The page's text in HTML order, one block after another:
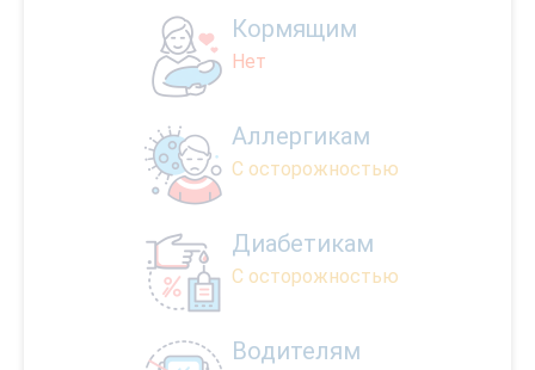
Кормящим
Нет
Аллергикам
С осторожностью
Диабетикам
С осторожностью
Водителям